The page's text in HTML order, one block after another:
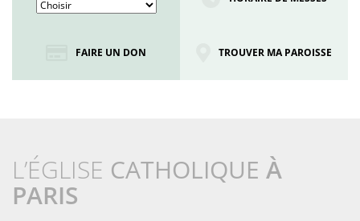
FAIRE UN DON TROUVER MA PAROISSE
L’ÉGLISE CATHOLIQUE À
PARIS